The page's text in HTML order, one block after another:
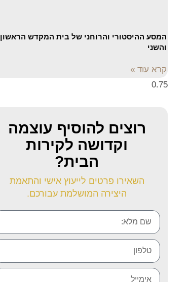
המסע ההיסטורי והרוחני של בית המקדש הראשון
והשני
קרא עוד »
רוצים להוסיף עוצמה
וקדושה לקירות
הבית?
השאירו פרטים לייעוץ אישי והתאמת
היצירה המושלמת עבורכם.